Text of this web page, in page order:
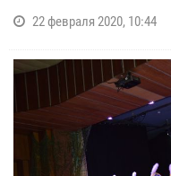
22 февраля 2020, 10:44